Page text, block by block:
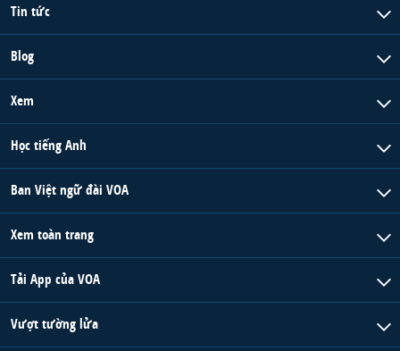
Tin tức
Blog
Xem
Học tiếng Anh
Ban Việt ngữ đài VOA
Xem toàn trang
Tải App của VOA
Vượt tường lửa